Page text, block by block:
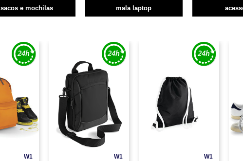
sacos e mochilas mala laptop
W1 W1 W1